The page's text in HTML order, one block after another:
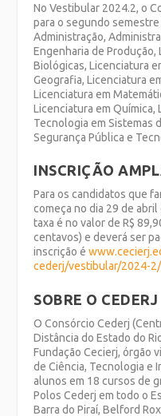
No Vestibular 2024.2, o
para o segundo
Administração,
Engenharia de Produção,
Biológicas, Licenciatura
Geografia, Licenciatura
Licenciatura em
Licenciatura em Química,
Tecnologia em Sistemas
Segurança Pública e
INSCRIÇÃO
Para os candidatos que
começa no dia 29 de
taxa é no valor de R$
centavos) e deverá ser
inscrição é
cederj/vestibular/2024-2/
SOBRE O CEDERJ
O Consórcio Cederj
Distância do Estado do
Fundação Cecierj, órgão
de Ciência, Tecnologia e
alunos em 18 cursos de
Polos Cederj em todo o
Barra do Piraí, Belford